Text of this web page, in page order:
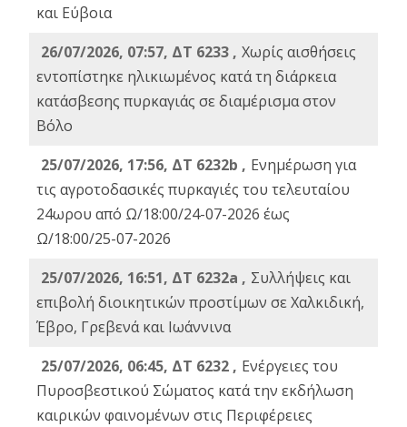
και Εύβοια
26/07/2026, 07:57, ΔΤ 6233 , Χωρίς αισθήσεις
εντοπίστηκε ηλικιωμένος κατά τη διάρκεια
κατάσβεσης πυρκαγιάς σε διαμέρισμα στον
Βόλο
25/07/2026, 17:56, ΔΤ 6232b , Ενημέρωση για
τις αγροτοδασικές πυρκαγιές του τελευταίου
24ωρου από Ω/18:00/24-07-2026 έως
Ω/18:00/25-07-2026
25/07/2026, 16:51, ΔΤ 6232a , Συλλήψεις και
επιβολή διοικητικών προστίμων σε Χαλκιδική,
Έβρο, Γρεβενά και Ιωάννινα
25/07/2026, 06:45, ΔΤ 6232 , Ενέργειες του
Πυροσβεστικού Σώματος κατά την εκδήλωση
καιρικών φαινομένων στις Περιφέρειες